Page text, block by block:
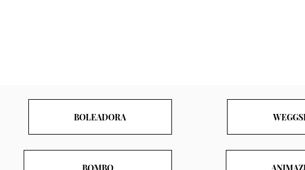
BOLEADORA
BOMBO